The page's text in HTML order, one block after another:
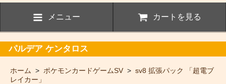
メニュー カートを見る
パルデア ケンタロス
ホーム > ポケモンカードゲームSV > sv8 拡張パック 「超電ブ
レイカー」